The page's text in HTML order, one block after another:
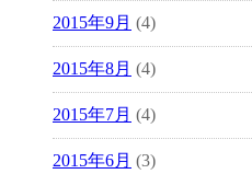
2015年9月 (4)
2015年8月 (4)
2015年7月 (4)
2015年6月 (3)